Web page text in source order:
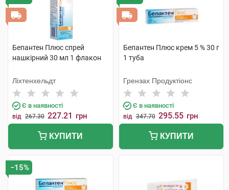
Бепантен Плюс спрей
нашкірний 30 мл 1 флакон
Ліхтенхельдт
Є в наявності
від 267.30 227.21 грн
КУПИТИ
Бепантен Плюс крем 5 % 30 г
1 туба
Грензах Продуктіонс
Є в наявності
від 347.70 295.55 грн
КУПИТИ
−15%